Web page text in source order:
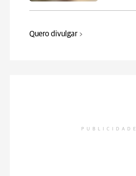
Quero divulgar
PUBLICIDADE